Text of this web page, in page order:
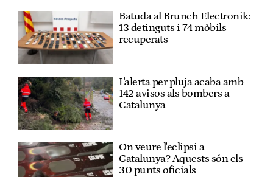
Batuda al Brunch Electronik:
13 detinguts i 74 mòbils
recuperats
L'alerta per pluja acaba amb
142 avisos als bombers a
Catalunya
On veure l'eclipsi a
Catalunya? Aquests són els
30 punts oficials